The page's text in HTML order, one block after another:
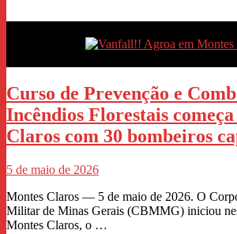
Curso de Prevenção e
Incêndios Florestais
Claros com 30 bombeiros
5 de maio de 2026
Montes Claros — 5 de maio de 2026. O
Militar de Minas Gerais (CBMMG) iniciou
Montes Claros, o …